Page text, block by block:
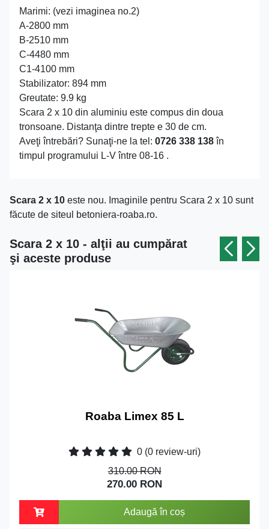
Marimi: (vezi imaginea no.2)
A-2800 mm
B-2510 mm
C-4480 mm
C1-4100 mm
Stabilizator: 894 mm
Greutate: 9.9 kg
Scara 2 x 10 din aluminiu este compus din doua
tronsoane. Distanţa dintre trepte e 30 de cm.
Aveţi întrebări? Sunaţi-ne la tel: 0726 338 138în
timpul programului L-V între 08-16 .
Scara 2 x 10 este nou. Imaginile pentru Scara 2 x 10 sunt
făcute de siteul betoniera-roaba.ro.
Scara 2 x 10 - alţii au cumpărat
şi aceste produse
Roaba Limex 85 L
0 (0 review-uri)
310.00 RON
270.00 RON
Adaugă în coș